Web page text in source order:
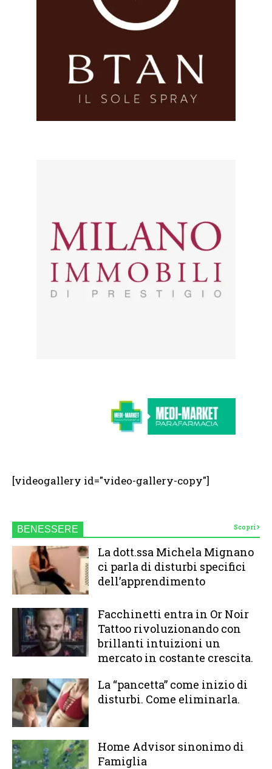
[videogallery id="video-gallery-copy"]
BENESSERE Scopri
La dott.ssa Michela Mignano
ci parla di disturbi specifici
dell’apprendimento
Facchinetti entra in Or Noir
Tattoo rivoluzionando con
brillanti intuizioni un
mercato in costante crescita.
La “pancetta” come inizio di
disturbi. Come eliminarla.
Home Advisor sinonimo di
Famiglia